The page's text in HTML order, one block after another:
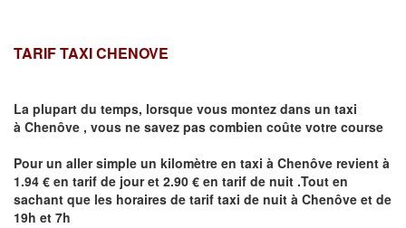
TARIF TAXI CHENOVE
La plupart du temps, lorsque vous montez dans un taxi
à Chenôve , vous ne savez pas combien coûte votre course
Pour un aller simple un kilomètre en taxi à Chenôve revient à
1.94 € en tarif de jour et 2.90 € en tarif de nuit .Tout en
sachant que les horaires de tarif taxi de nuit à Chenôve et de
19h et 7h